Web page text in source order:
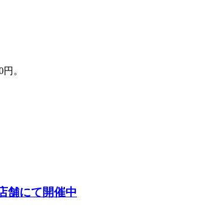
。
舗にて開催中